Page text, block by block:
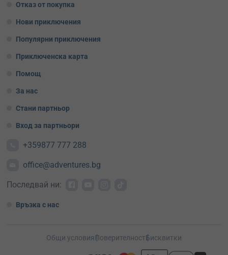
Отказ от покупка
Нови приключения
Популярни приключения
Приключенска карта
Помощ
За нас
Стани партньор
Вход за партньори
+359877 777 288
office@adventures.bg
Последвай ни:
Връзка с нас
Общи условияПоверителностБисквитки